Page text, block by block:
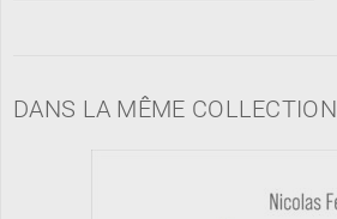
DANS LA MÊME COLLECTION